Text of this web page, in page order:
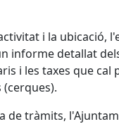
i la ubicació,
informe detallat
i les taxes que cal
(cerques).
de tràmits,